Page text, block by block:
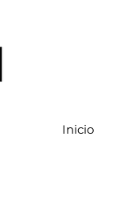
Inicio